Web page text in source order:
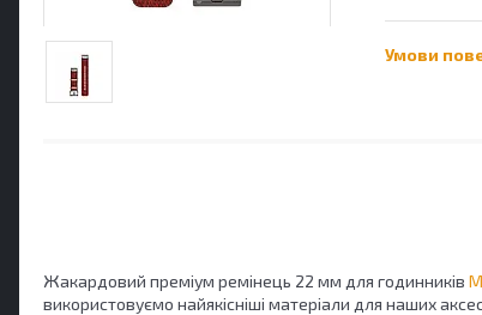
Жакардовий преміум ремінець 22 мм для годинників
використовуємо найякісніші матеріали для наших